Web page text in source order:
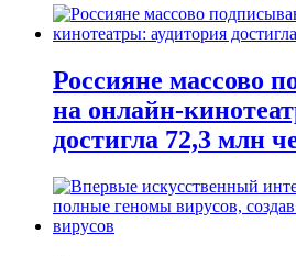
Россияне массово
на онлайн-
достигла 72,3 млн